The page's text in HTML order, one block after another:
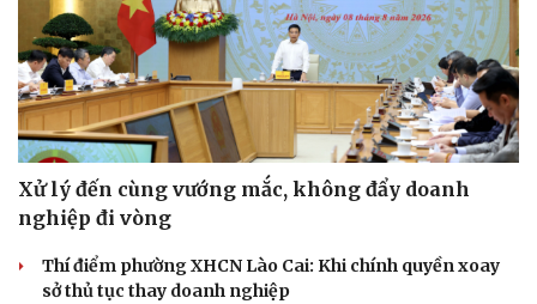
Xử lý đến cùng vướng mắc, không đẩy doanh
nghiệp đi vòng
Thí điểm phường XHCN Lào Cai: Khi chính quyền xoay
sở thủ tục thay doanh nghiệp